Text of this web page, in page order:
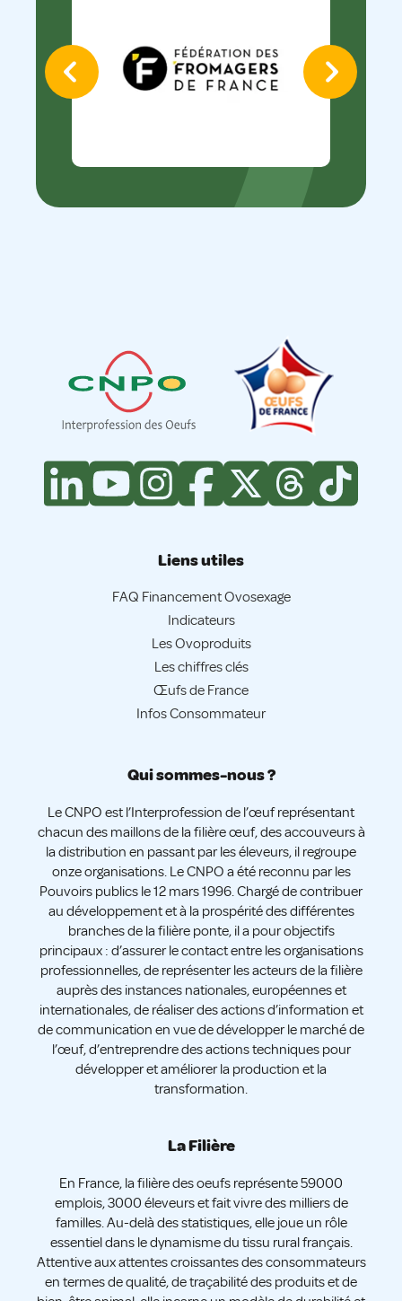
Liens utiles
FAQ Financement Ovosexage
Indicateurs
Les Ovoproduits
Les chiffres clés
Œufs de France
Infos Consommateur
Qui sommes-nous ?
Le CNPO est l’Interprofession de l’œuf représentant
chacun des maillons de la filière œuf, des accouveurs à
la distribution en passant par les éleveurs, il regroupe
onze organisations. Le CNPO a été reconnu par les
Pouvoirs publics le 12 mars 1996. Chargé de contribuer
au développement et à la prospérité des différentes
branches de la filière ponte, il a pour objectifs
principaux : d’assurer le contact entre les organisations
professionnelles, de représenter les acteurs de la filière
auprès des instances nationales, européennes et
internationales, de réaliser des actions d’information et
de communication en vue de développer le marché de
l’œuf, d’entreprendre des actions techniques pour
développer et améliorer la production et la
transformation.
La Filière
En France, la filière des oeufs représente 59000
emplois, 3000 éleveurs et fait vivre des milliers de
familles. Au-delà des statistiques, elle joue un rôle
essentiel dans le dynamisme du tissu rural français.
Attentive aux attentes croissantes des consommateurs
en termes de qualité, de traçabilité des produits et de